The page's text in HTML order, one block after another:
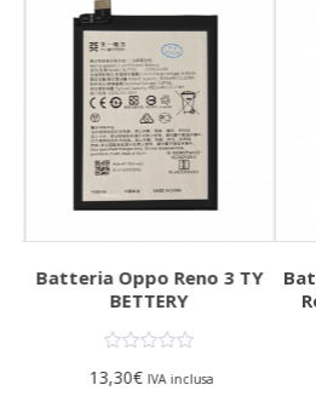
Batteria Oppo Reno 3 TY
BETTERY
13,30€ IVA inclusa